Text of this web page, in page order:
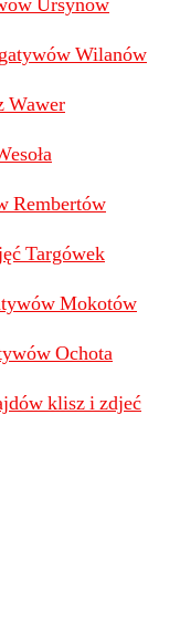
Wilanów
Wawer
Rembertów
Targówek
Mokotów
Ochota
klisz i zdjeć